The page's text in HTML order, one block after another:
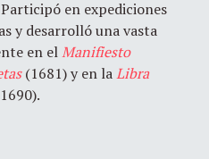
en expediciones
y desarrolló una vasta
en elManifiesto
(1681) y en laLibra